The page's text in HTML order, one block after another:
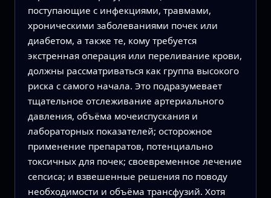
поступающие с инфекциями, травмами,
хроническими заболеваниями почек или
диабетом, а также те, кому требуется
экстренная операция или переливание крови,
должны рассматриваться как группа высокого
риска с самого начала. Это подразумевает
тщательное отслеживание артериального
давления, объёма мочеиспускания и
лабораторных показателей; осторожное
применение препаратов, потенциально
токсичных для почек; своевременное лечение
сепсиса; и взвешенные решения по поводу
необходимости и объёма трансфузий. Хотя